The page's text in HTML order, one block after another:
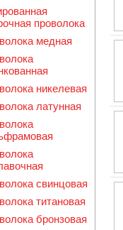
проволока
медная
никелевая
латунная
свинцовая
титановая
бронзовая